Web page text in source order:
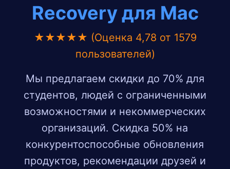
Recovery для Mac
★★★★★ (Оценка 4,78 от 1579
пользователей)
Мы предлагаем скидки до 70% для
студентов, людей с ограниченными
возможностями и некоммерческих
организаций. Скидка 50% на
конкурентоспособные обновления
продуктов, рекомендации друзей и